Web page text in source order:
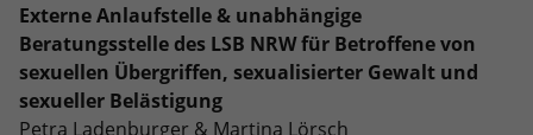
Externe Anlaufstelle & unabhängige
Beratungsstelle des LSB NRW für Betroffene von
sexuellen Übergriffen, sexualisierter Gewalt und
sexueller Belästigung
Petra Ladenburger & Martina Lörsch